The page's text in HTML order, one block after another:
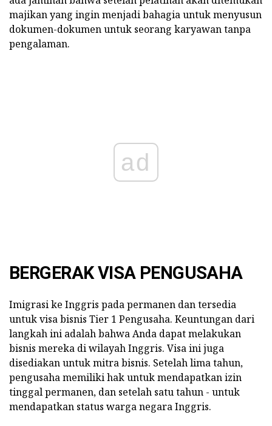
majikan yang ingin menjadi bahagia untuk menyusun
dokumen-dokumen untuk seorang karyawan tanpa
pengalaman.
ad
BERGERAK VISA PENGUSAHA
Imigrasi ke Inggris pada permanen dan tersedia
untuk visa bisnis Tier 1 Pengusaha. Keuntungan dari
langkah ini adalah bahwa Anda dapat melakukan
bisnis mereka di wilayah Inggris. Visa ini juga
disediakan untuk mitra bisnis. Setelah lima tahun,
pengusaha memiliki hak untuk mendapatkan izin
tinggal permanen, dan setelah satu tahun - untuk
mendapatkan status warga negara Inggris.